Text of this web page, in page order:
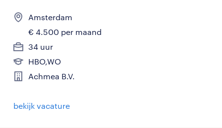
Amsterdam
€ 4.500 per maand
34 uur
HBO,WO
Achmea B.V.
bekijk vacature